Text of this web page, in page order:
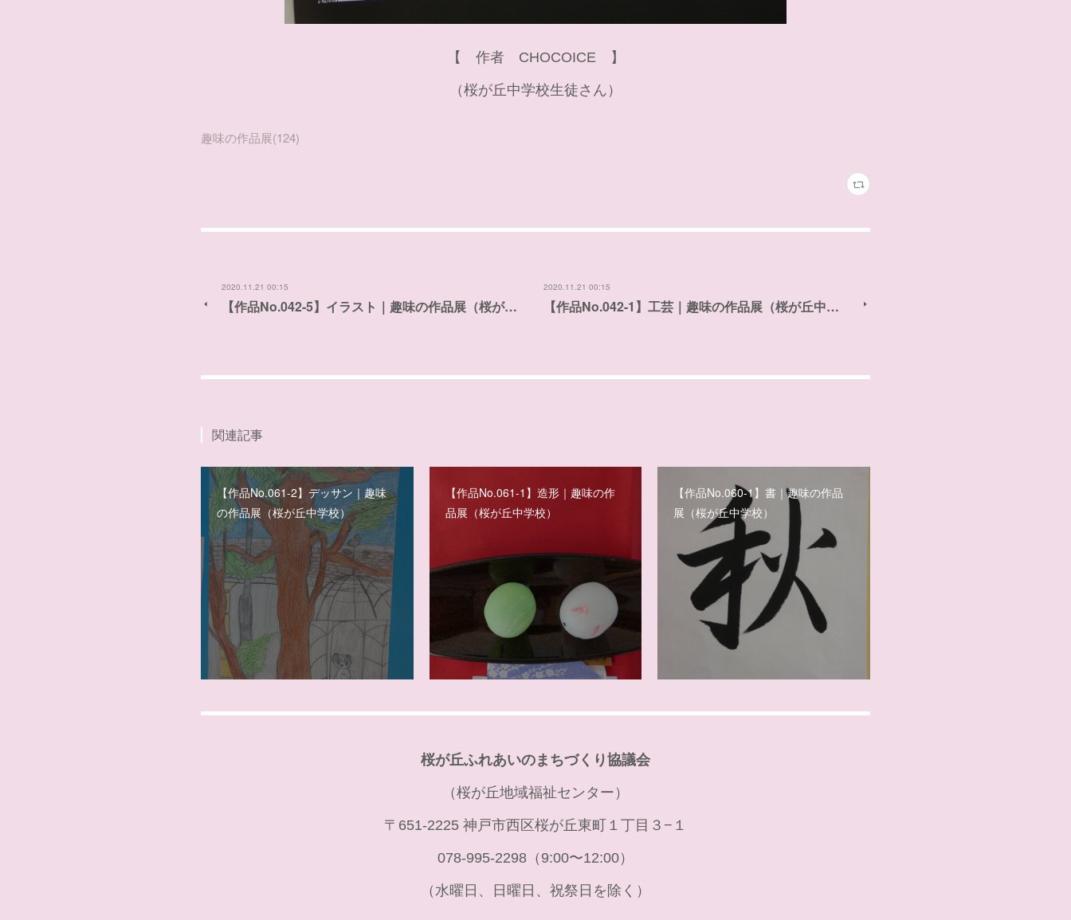
【 作者 CHOCOICE 】
（桜が丘中学校生徒さん）
趣味の作品展(124)
2020.11.21 00:15
【作品No.042-5】イラスト｜趣味の作品展（桜が…
2020.11.21 00:15
【作品No.042-1】工芸｜趣味の作品展（桜が丘中…
関連記事
【作品No.061-2】デッサン｜趣味
の作品展（桜が丘中学校）
【作品No.061-1】造形｜趣味の作
品展（桜が丘中学校）
【作品No.060-1】書｜趣味の作品
展（桜が丘中学校）
桜が丘ふれあいのまちづくり協議会
（桜が丘地域福祉センター）
〒651-2225 神戸市西区桜が丘東町１丁目３−１
078-995-2298（9:00〜12:00）
（水曜日、日曜日、祝祭日を除く）